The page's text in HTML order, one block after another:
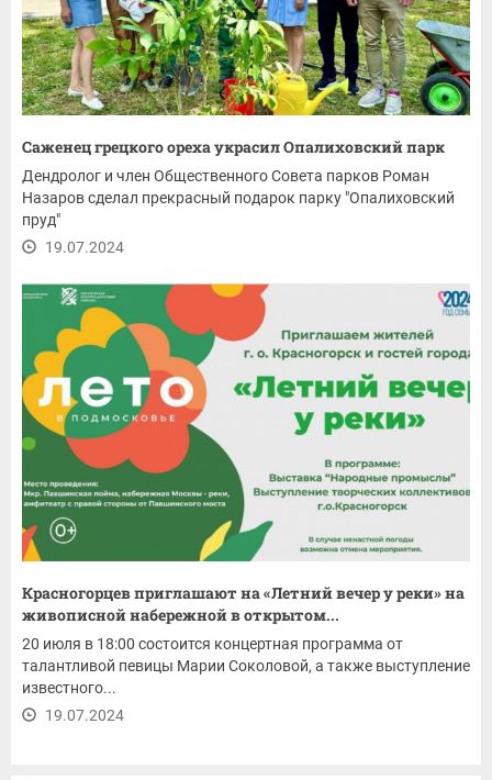
Саженец грецкого ореха украсил Опалиховский парк
Дендролог и член Общественного Совета парков Роман
Назаров сделал прекрасный подарок парку "Опалиховский
пруд"
19.07.2024
Красногорцев приглашают на «Летний вечер у реки» на
живописной набережной в открытом...
20 июля в 18:00 состоится концертная программа от
талантливой певицы Марии Соколовой, а также выступление
известного...
19.07.2024